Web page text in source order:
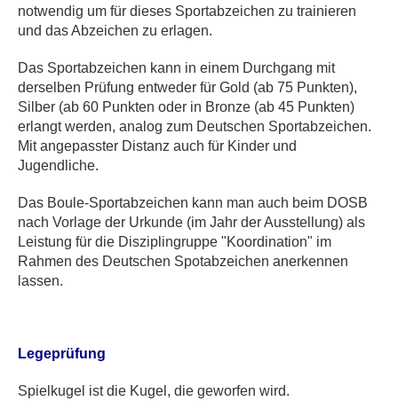
notwendig um für dieses Sportabzeichen zu trainieren
und das Abzeichen zu erlagen.
Das Sportabzeichen kann in einem Durchgang mit
derselben Prüfung entweder für Gold (ab 75 Punkten),
Silber (ab 60 Punkten oder in Bronze (ab 45 Punkten)
erlangt werden, analog zum Deutschen Sportabzeichen.
Mit angepasster Distanz auch für Kinder und
Jugendliche.
Das Boule-Sportabzeichen kann man auch beim DOSB
nach Vorlage der Urkunde (im Jahr der Ausstellung) als
Leistung für die Disziplingruppe "Koordination" im
Rahmen des Deutschen Spotabzeichen anerkennen
lassen.
Legeprüfung
Spielkugel ist die Kugel, die geworfen wird.